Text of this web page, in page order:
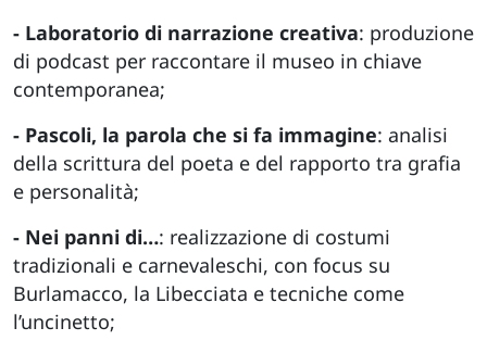
- Laboratorio di narrazione creativa: produzione
di podcast per raccontare il museo in chiave
contemporanea;
- Pascoli, la parola che si fa immagine: analisi
della scrittura del poeta e del rapporto tra grafia
e personalità;
- Nei panni di…: realizzazione di costumi
tradizionali e carnevaleschi, con focus su
Burlamacco, la Libecciata e tecniche come
l’uncinetto;